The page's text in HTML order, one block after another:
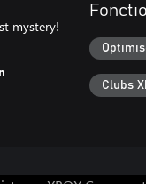
mystery!
Clubs